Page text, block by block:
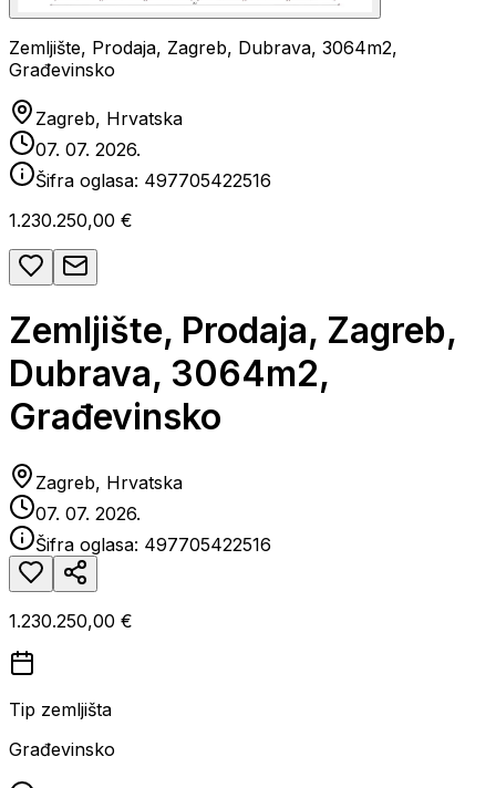
Zemljište, Prodaja, Zagreb, Dubrava, 3064m2,
Građevinsko
Zagreb, Hrvatska
07. 07. 2026.
Šifra oglasa: 497705422516
1.230.250,00 €
Zemljište, Prodaja, Zagreb,
Dubrava, 3064m2,
Građevinsko
Zagreb, Hrvatska
07. 07. 2026.
Šifra oglasa: 497705422516
1.230.250,00 €
Tip zemljišta
Građevinsko